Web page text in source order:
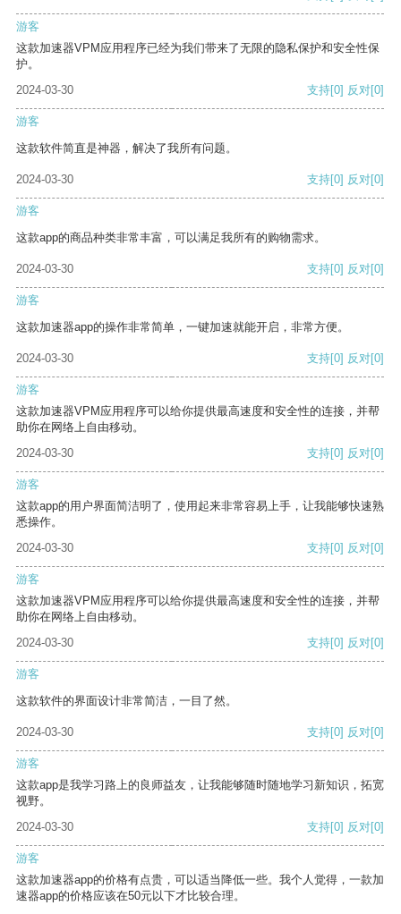
游客
这款加速器VPM应用程序已经为我们带来了无限的隐私保护和安全性保
护。
2024-03-30
支持[0] 反对[0]
游客
这款软件简直是神器，解决了我所有问题。
2024-03-30 支持[0] 反对[0]
游客
这款app的商品种类非常丰富，可以满足我所有的购物需求。
2024-03-30 支持[0] 反对[0]
游客
这款加速器app的操作非常简单，一键加速就能开启，非常方便。
2024-03-30 支持[0] 反对[0]
游客
这款加速器VPM应用程序可以给你提供最高速度和安全性的连接，并帮
助你在网络上自由移动。
2024-03-30
支持[0] 反对[0]
游客
这款app的用户界面简洁明了，使用起来非常容易上手，让我能够快速熟
悉操作。
2024-03-30
支持[0] 反对[0]
游客
这款加速器VPM应用程序可以给你提供最高速度和安全性的连接，并帮
助你在网络上自由移动。
2024-03-30
支持[0] 反对[0]
游客
这款软件的界面设计非常简洁，一目了然。
2024-03-30 支持[0] 反对[0]
游客
这款app是我学习路上的良师益友，让我能够随时随地学习新知识，拓宽
视野。
2024-03-30
支持[0] 反对[0]
游客
这款加速器app的价格有点贵，可以适当降低一些。我个人觉得，一款加
速器app的价格应该在50元以下才比较合理。